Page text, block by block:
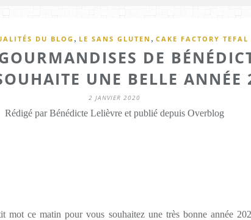
DU BLOG , LE SANS GLUTEN , CAKE FACTORY TEFAL
DE
UNE BELLE ANNÉE
2 JANVIER 2020
Rédigé par Bénédicte Lelièvre et publié depuis Overblog
mot ce matin pour vous souhaitez une très bonne année